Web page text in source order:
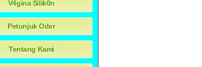
V4gina Silik0n
Petunjuk Oder
Tentang Kami